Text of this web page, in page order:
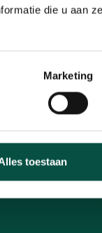
die u aan
Marketing
toestaan